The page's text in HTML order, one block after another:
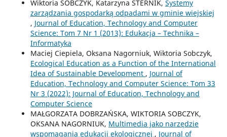
Wiktoria SOBCZYK, Katarzyna STERNIK, Systemy
zarządzania gospodarką odpadami w gminie wiejskiej
, Journal of Education, Technology and Computer
Science: Tom 7 Nr 1 (2013): Edukacja – Technika –
Informatyka
Maciej Ciepiela, Oksana Nagorniuk, Wiktoria Sobczyk,
Ecological Education as a Function of the International
Idea of Sustainable Development , Journal of
Education, Technology and Computer Science: Tom 33
Nr 3 (2022): Journal of Education, Technology and
Computer Science
MAŁGORZATA DOBRZAŃSKA, WIKTORIA SOBCZYK,
OKSANA NAGORNIUK, Multimedia jako narzędzie
wspomagania edukacji ekologicznej , Journal of